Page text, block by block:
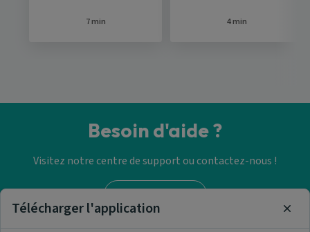
7 min 4 min
Besoin d'aide ?
Visitez notre centre de support ou contactez-nous !
Aide & Contact
Télécharger l'application